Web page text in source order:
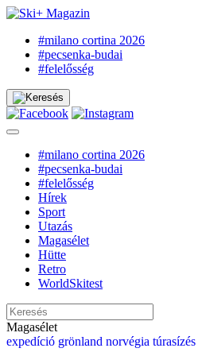
#milano cortina 2026
#pecsenka-budai
#felelősség
#milano cortina 2026
#pecsenka-budai
#felelősség
Hírek
Sport
Utazás
Magasélet
Hütte
Retro
WorldSkitest
Magasélet
expedíció grönland norvégia túrasízés